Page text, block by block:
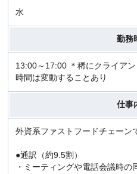
水
勤務
13:00～17:00 ＊稀にクライア
時間は変動することあり
仕事
外資系ファストフードチェーン
●通訳（約9.5割）
・ミーティングや電話会議時の